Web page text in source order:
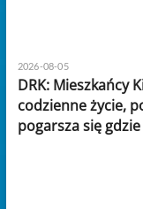
2026-08-05
DRK: Mieszkańcy
codzienne życie,
pogarsza się